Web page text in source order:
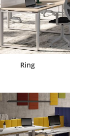
Ring